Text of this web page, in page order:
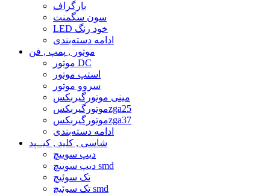
بارگراف
سون سگمنت
LED خود رنگ
ادامه دسته‌بندی
موتور , پمپ , فن
موتور DC
استپ موتور
سروو موتور
مینی موتورگیربکس
موتورگیربکسzga25
موتورگیربکسzga37
ادامه دسته‌بندی
شاسی , کلید , کیــپد
دیپ سوییچ
دیپ سوییچ smd
تک سوئیچ
تک سوئیچ smd